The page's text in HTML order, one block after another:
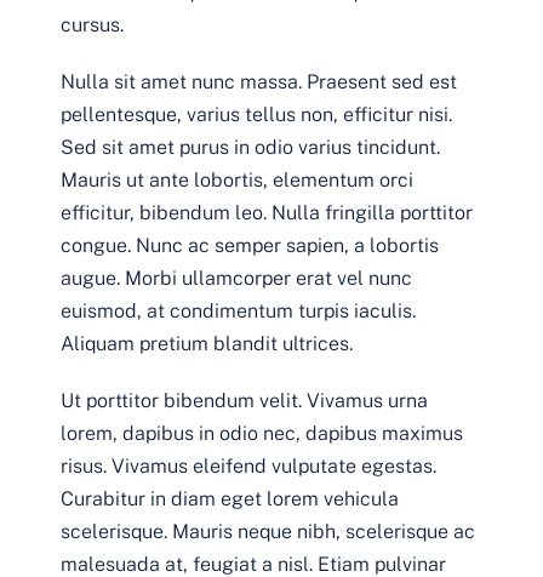
cursus.
Nulla sit amet nunc massa. Praesent sed est
pellentesque, varius tellus non, efficitur nisi.
Sed sit amet purus in odio varius tincidunt.
Mauris ut ante lobortis, elementum orci
efficitur, bibendum leo. Nulla fringilla porttitor
congue. Nunc ac semper sapien, a lobortis
augue. Morbi ullamcorper erat vel nunc
euismod, at condimentum turpis iaculis.
Aliquam pretium blandit ultrices.
Ut porttitor bibendum velit. Vivamus urna
lorem, dapibus in odio nec, dapibus maximus
risus. Vivamus eleifend vulputate egestas.
Curabitur in diam eget lorem vehicula
scelerisque. Mauris neque nibh, scelerisque ac
malesuada at, feugiat a nisl. Etiam pulvinar